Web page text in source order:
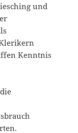
und
Kenntnis